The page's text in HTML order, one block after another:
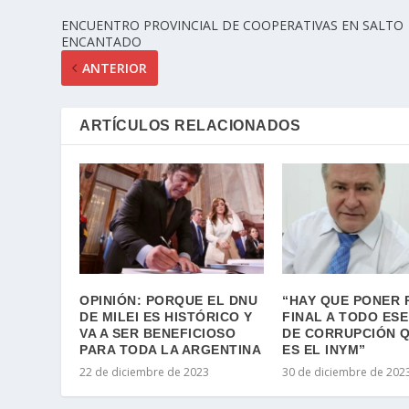
ENCUENTRO PROVINCIAL DE COOPERATIVAS EN SALTO
ENCANTADO
ANTERIOR
ARTÍCULOS RELACIONADOS
OPINIÓN: PORQUE EL DNU
DE MILEI ES HISTÓRICO Y
VA A SER BENEFICIOSO
PARA TODA LA ARGENTINA
22 de diciembre de 2023
“HAY QUE PONER
FINAL A TODO
DE CORRUPCIÓN
ES EL INYM”
30 de diciembre de